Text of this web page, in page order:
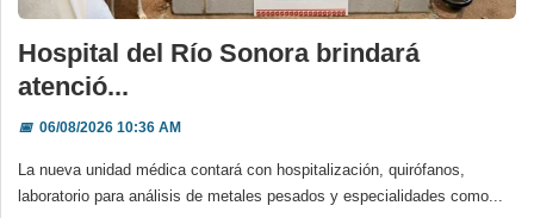
Hospital del Río Sonora brindará
atenció...
📅06/08/2026 10:36 AM
La nueva unidad médica contará con hospitalización, quirófanos,
laboratorio para análisis de metales pesados y especialidades como...